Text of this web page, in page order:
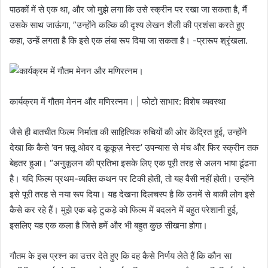
पाठकों में से एक था, और जो मुझे लगा कि उसे स्क्रीन पर रखा जा सकता है, मैं
उसके साथ जाऊंगा, ”उन्होंने कल्कि की दृश्य लेखन शैली की प्रशंसा करते हुए
कहा, उन्हें लगता है कि इसे एक लंबा रूप दिया जा सकता है। -प्रारूप श्रृंखला.
कार्यक्रम में गौतम मेनन और मणिरत्नम। | फोटो साभार: विशेष व्यवस्था
जैसे ही बातचीत फिल्म निर्माता की साहित्यिक रुचियों की ओर केंद्रित हुई, उन्होंने
देखा कि कैसे ‘वन फ़्लू ओवर द कूकूज़ नेस्ट’ उपन्यास से मंच और फिर स्क्रीन तक
बेहतर हुआ। “अनुकूलन की प्रतिभा इसके लिए एक पूरी तरह से अलग भाषा ढूंढना
है। यदि फिल्म प्रथम-व्यक्ति कथन पर टिकी होती, तो यह वैसी नहीं होती। उन्होंने
इसे पूरी तरह से नया रूप दिया। यह देखना दिलचस्प है कि उनमें से बाकी लोग इसे
कैसे कर रहे हैं। मुझे एक बड़े टुकड़े को फिल्म में बदलने में बहुत परेशानी हुई,
इसलिए यह एक कला है जिसे हमें और भी बहुत कुछ सीखना होगा।
गौतम के इस प्रश्न का उत्तर देते हुए कि वह कैसे निर्णय लेते हैं कि कौन सा